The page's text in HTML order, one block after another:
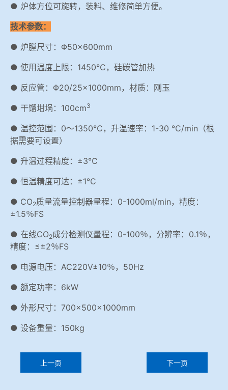
● 炉体方位可旋转，装料、维修简单方便。
技术参数：
● 炉膛尺寸：Φ50×600mm
● 使用温度上限：1450℃，硅碳管加热
● 反应管：Φ20/25×1000mm，材质：刚玉
● 干馏坩埚：100cm3
● 温控范围：0～1350℃，升温速率：1-30 ℃/min（根
据需要可设置）
● 升温过程精度：±3℃
● 恒温精度可达：±1℃
● CO2质量流量控制器量程：0-1000ml/min，精度：
±1.5％FS
● 在线CO2成分检测仪量程：0-100％，分辨率：0.1％，
精度：≤±2％FS
● 电源电压：AC220V±10％，50Hz
● 额定功率：6kW
● 外形尺寸：700×500×1000mm
● 设备重量：150kg
上一页 下一页